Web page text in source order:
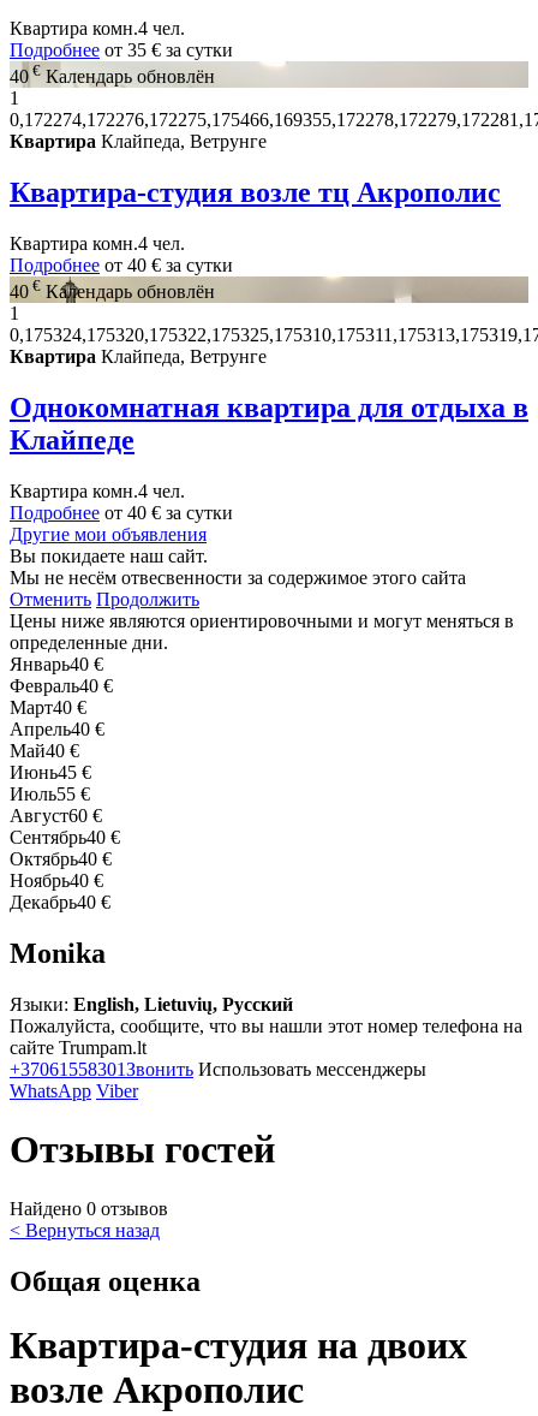
Квартира комн.4 чел.
Подробнее от 35 € за сутки
40 € Календарь обновлён
1
Квартира Клайпеда, Ветрунге
Квартира-студия возле тц Акрополис
Квартира комн.4 чел.
Подробнее от 40 € за сутки
40 € Календарь обновлён
1
Квартира Клайпеда, Ветрунге
Однокомнатная квартира для отдыха в
Клайпеде
Квартира комн.4 чел.
Подробнее от 40 € за сутки
Другие мои объявления
Вы покидаете наш сайт.
Мы не несём отвесвенности за содержимое этого сайта
Отменить Продолжить
Цены ниже являются ориентировочными и могут меняться в
определенные дни.
Январь40 €
Февраль40 €
Март40 €
Апрель40 €
Май40 €
Июнь45 €
Июль55 €
Август60 €
Сентябрь40 €
Октябрь40 €
Ноябрь40 €
Декабрь40 €
Monika
Языки: English, Lietuvių, Русский
Пожалуйста, сообщите, что вы нашли этот номер телефона на
сайте Trumpam.lt
+37061558301Звонить Использовать мессенджеры
WhatsApp Viber
Отзывы гостей
Найдено 0 отзывов
< Вернуться назад
Общая оценка
Квартира-студия на двоих
возле Акрополис